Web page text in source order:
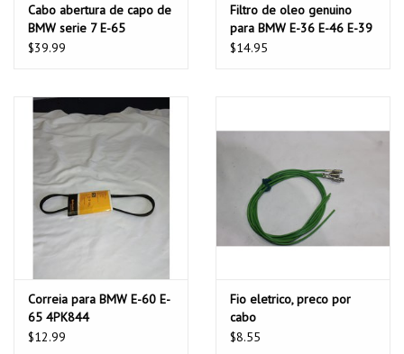
Cabo abertura de capo de
BMW serie 7 E-65
$39.99
Filtro de oleo genuino
para BMW E-36 E-46 E-39
E-60 E-38 E-65 E-83 E-53
$14.95
Correia para BMW E-60 E-
65 4PK844
$12.99
Fio eletrico, preco por
cabo
$8.55